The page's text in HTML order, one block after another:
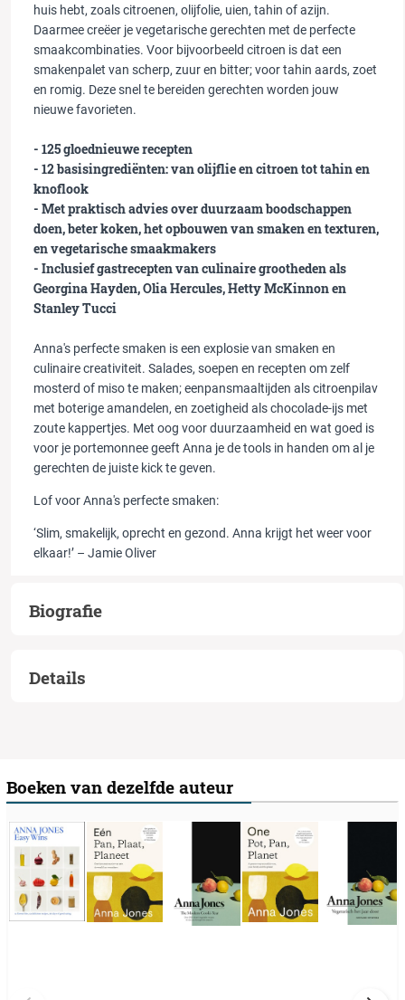
huis hebt, zoals citroenen, olijfolie, uien, tahin of azijn.
Daarmee creëer je vegetarische gerechten met de perfecte
smaakcombinaties. Voor bijvoorbeeld citroen is dat een
smakenpalet van scherp, zuur en bitter; voor tahin aards, zoet
en romig. Deze snel te bereiden gerechten worden jouw
nieuwe favorieten.
- 125 gloednieuwe recepten
- 12 basisingrediënten: van olijflie en citroen tot tahin en
knoflook
- Met praktisch advies over duurzaam boodschappen
doen, beter koken, het opbouwen van smaken en texturen,
en vegetarische smaakmakers
- Inclusief gastrecepten van culinaire grootheden als
Georgina Hayden, Olia Hercules, Hetty McKinnon en
Stanley Tucci
Anna's perfecte smaken is een explosie van smaken en
culinaire creativiteit. Salades, soepen en recepten om zelf
mosterd of miso te maken; eenpansmaaltijden als citroenpilav
met boterige amandelen, en zoetigheid als chocolade-ijs met
zoute kappertjes. Met oog voor duurzaamheid en wat goed is
voor je portemonnee geeft Anna je de tools in handen om al je
gerechten de juiste kick te geven.
Lof voorAnna's perfecte smaken:
‘Slim, smakelijk, oprecht en gezond. Anna krijgt het weer voor
elkaar!’ – Jamie Oliver
Biografie
Details
Boeken van dezelfde auteur